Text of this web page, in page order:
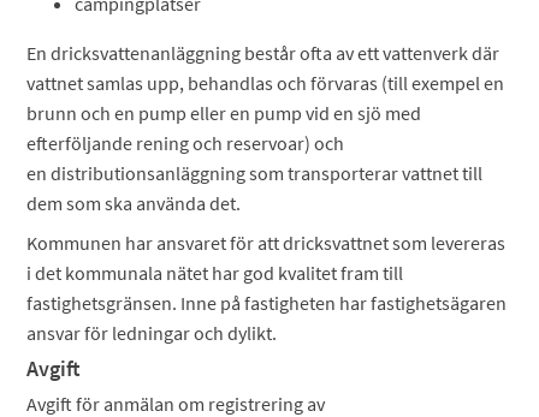
En dricksvattenanläggning består ofta av ett vattenverk där
vattnet samlas upp, behandlas och förvaras (till exempel en
brunn och en pump eller en pump vid en sjö med
efterföljande rening och reservoar) och
en distributionsanläggning som transporterar vattnet till
dem som ska använda det.
Kommunen har ansvaret för att dricksvattnet som levereras
i det kommunala nätet har god kvalitet fram till
fastighetsgränsen. Inne på fastigheten har fastighetsägaren
ansvar för ledningar och dylikt.
Avgift
Avgift för anmälan om registrering av